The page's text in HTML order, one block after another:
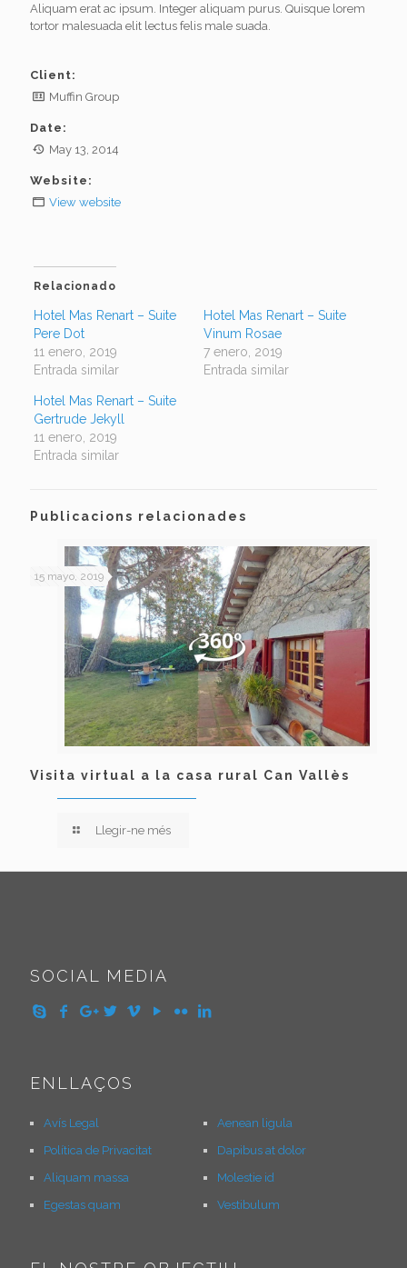
Aliquam erat ac ipsum. Integer aliquam purus. Quisque lorem
tortor malesuada elit lectus felis male suada.
Client:
Muffin Group
Date:
May 13, 2014
Website:
View website
Relacionado
Hotel Mas Renart – Suite
Pere Dot
11 enero, 2019
Entrada similar
Hotel Mas Renart – Suite
Vinum Rosae
7 enero, 2019
Entrada similar
Hotel Mas Renart – Suite
Gertrude Jekyll
11 enero, 2019
Entrada similar
Publicacions relacionades
15 mayo, 2019
Visita virtual a la casa rural Can Vallès
Llegir-ne més
SOCIAL MEDIA
ENLLAÇOS
Avís Legal
Política de Privacitat
Aliquam massa
Egestas quam
Aenean ligula
Dapibus at dolor
Molestie id
Vestibulum